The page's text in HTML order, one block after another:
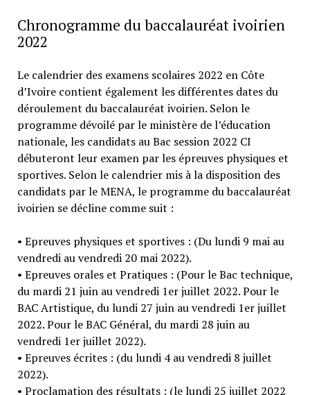
Chronogramme du baccalauréat ivoirien
2022
Le calendrier des examens scolaires 2022 en Côte
d’Ivoire contient également les différentes dates du
déroulement du baccalauréat ivoirien. Selon le
programme dévoilé par le ministère de l’éducation
nationale, les candidats au Bac session 2022 CI
débuteront leur examen par les épreuves physiques et
sportives. Selon le calendrier mis à la disposition des
candidats par le MENA, le programme du baccalauréat
ivoirien se décline comme suit :
• Epreuves physiques et sportives : (Du lundi 9 mai au
vendredi au vendredi 20 mai 2022).
• Epreuves orales et Pratiques : (Pour le Bac technique,
du mardi 21 juin au vendredi 1er juillet 2022. Pour le
BAC Artistique, du lundi 27 juin au vendredi 1er juillet
2022. Pour le BAC Général, du mardi 28 juin au
vendredi 1er juillet 2022).
• Epreuves écrites : (du lundi 4 au vendredi 8 juillet
2022).
• Proclamation des résultats : (le lundi 25 juillet 2022